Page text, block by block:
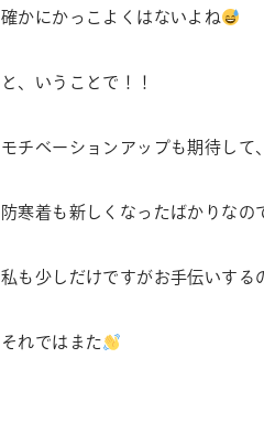
確かにかっこよくはないよね
と、いうことで！！
モチベーションアップも期待して
防寒着も新しくなったばかりな
私も少しだけですがお手伝いす
それではまた